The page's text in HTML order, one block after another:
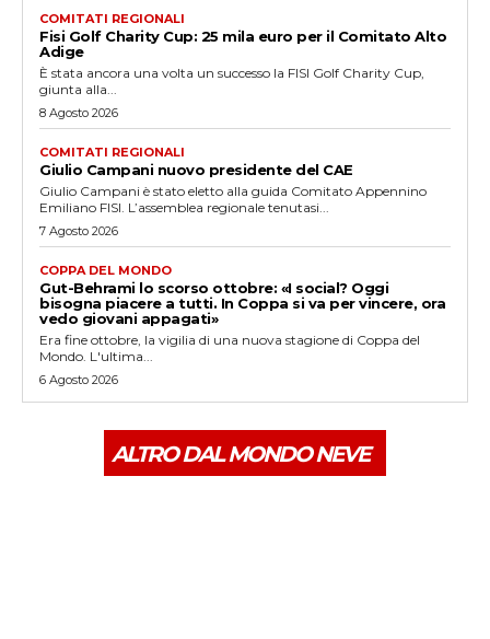
COMITATI REGIONALI
Fisi Golf Charity Cup: 25 mila euro per il Comitato Alto
Adige
È stata ancora una volta un successo la FISI Golf Charity Cup,
giunta alla...
8 Agosto 2026
COMITATI REGIONALI
Giulio Campani nuovo presidente del CAE
Giulio Campani è stato eletto alla guida Comitato Appennino
Emiliano FISI. L’assemblea regionale tenutasi...
7 Agosto 2026
COPPA DEL MONDO
Gut-Behrami lo scorso ottobre: «I social? Oggi
bisogna piacere a tutti. In Coppa si va per vincere, ora
vedo giovani appagati»
Era fine ottobre, la vigilia di una nuova stagione di Coppa del
Mondo. L'ultima...
6 Agosto 2026
ALTRO DAL MONDO NEVE